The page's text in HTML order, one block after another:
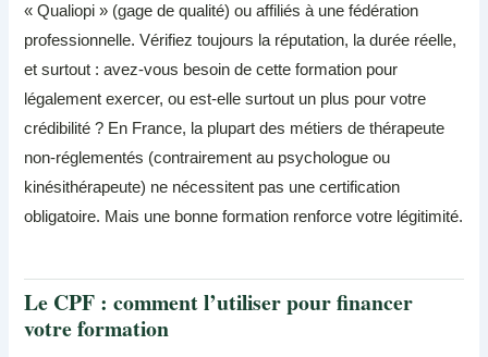
« Qualiopi » (gage de qualité) ou affiliés à une fédération
professionnelle. Vérifiez toujours la réputation, la durée réelle,
et surtout : avez-vous besoin de cette formation pour
légalement exercer, ou est-elle surtout un plus pour votre
crédibilité ? En France, la plupart des métiers de thérapeute
non-réglementés (contrairement au psychologue ou
kinésithérapeute) ne nécessitent pas une certification
obligatoire. Mais une bonne formation renforce votre légitimité.
Le CPF : comment l’utiliser pour financer
votre formation